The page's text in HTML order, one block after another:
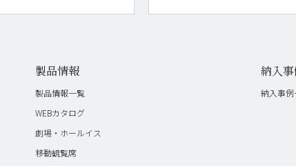
製品情報
製品情報一覧
WEBカタログ
劇場・ホールイス
移動観覧席
納入
納入事例